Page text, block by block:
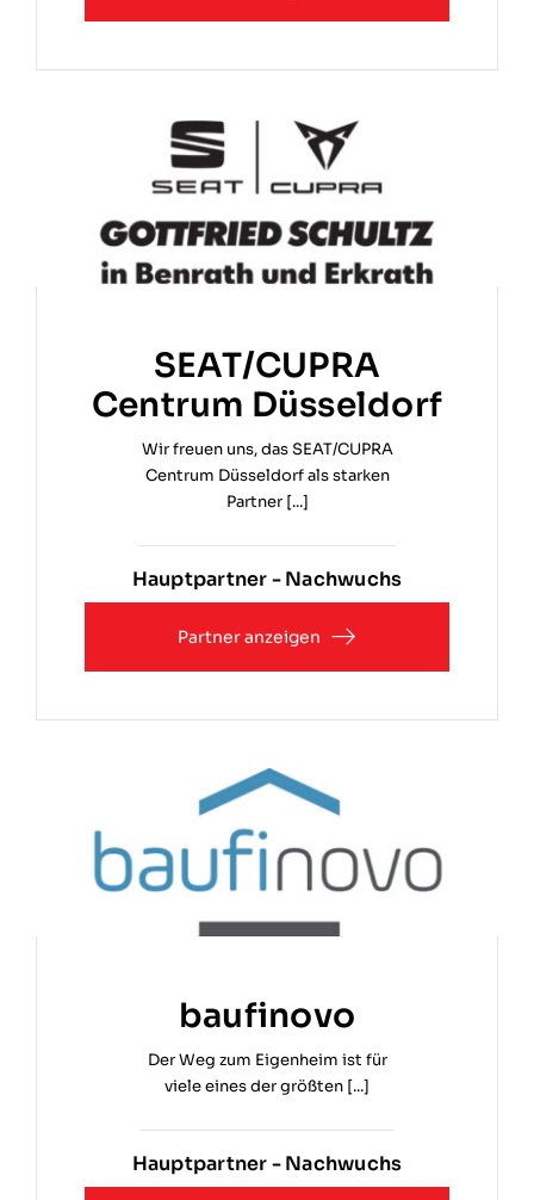
SEAT/CUPRA
Centrum Düsseldorf
Wir freuen uns, das SEAT/CUPRA
Centrum Düsseldorf als starken
Partner [...]
Hauptpartner - Nachwuchs
Partner anzeigen
baufinovo
Der Weg zum Eigenheim ist für
viele eines der größten [...]
Hauptpartner - Nachwuchs